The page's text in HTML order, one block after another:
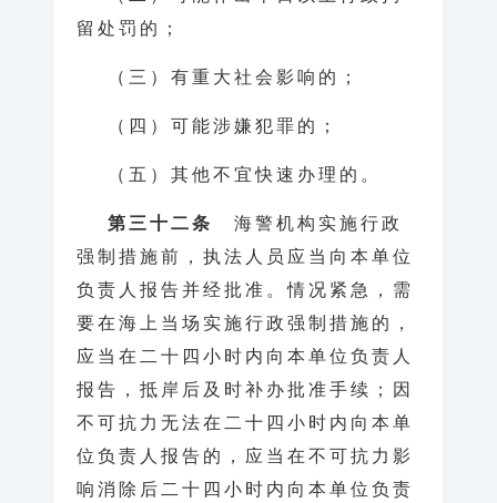
留处罚的；
（三）有重大社会影响的；
（四）可能涉嫌犯罪的；
（五）其他不宜快速办理的。
第三十二条 海警机构实施行政
强制措施前，执法人员应当向本单位
负责人报告并经批准。情况紧急，需
要在海上当场实施行政强制措施的，
应当在二十四小时内向本单位负责人
报告，抵岸后及时补办批准手续；因
不可抗力无法在二十四小时内向本单
位负责人报告的，应当在不可抗力影
响消除后二十四小时内向本单位负责